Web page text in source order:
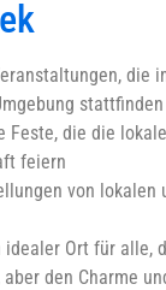
die
stattfinden
Feste, die die
feiern
von lokalen
Ort für alle,
den Charme